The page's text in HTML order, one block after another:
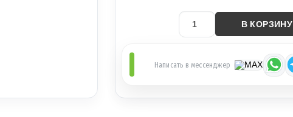
В КОРЗИНУ
Написать в мессенджер